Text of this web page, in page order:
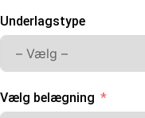
Underlagstype
Vælg belægning